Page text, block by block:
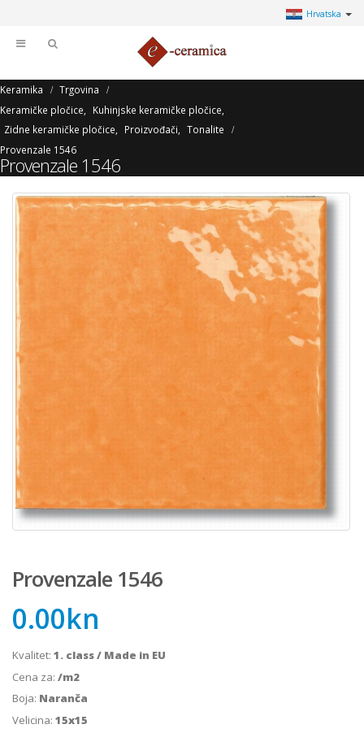
Hrvatska
Keramika
Trgovina
Keramičke pločice
Kuhinjske keramičke pločice
Zidne keramičke pločice
Proizvođači
Tonalite
Provenzale 1546
Provenzale 1546
Provenzale 1546
0.00kn
Kvalitet: 1. class / Made in EU
Cena za: /m2
Boja: Naranča
Velicina: 15x15